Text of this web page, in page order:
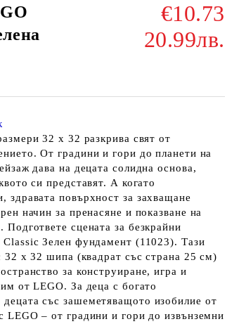
€10.73
20.99лв.
32 x 32 разкрива свят от
От градини и гори до планети на
дава на децата солидна основа,
си представят. А когато
здравата повърхност за захващане
начин за пренасяне и показване на
Подгответе сцената за безкрайни
Зелен фундамент (11023). Тази
32 x 32 шипа (квадрат със страна 25 см)
за конструиране, игра и
от LEGO. За деца с богато
със зашеметяващото изобилие от
LEGO – от градини и гори до извънземни